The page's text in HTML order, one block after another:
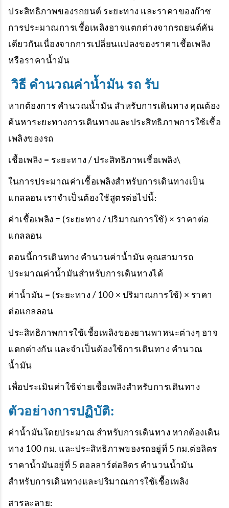
ประสิทธิภาพของรถยนต์ ระยะทาง และราคาของก๊าซ
การประมาณการเชื้อเพลิงอาจแตกต่างจากรถยนต์คัน
เดียวกันเนื่องจากการเปลี่ยนแปลงของราคาเชื้อเพลิง
หรือราคาน้ำมัน
วิธี คำนวณค่าน้ำมัน รถ รับ
หากต้องการ คำนวณน้ำมัน สำหรับการเดินทาง คุณต้อง
ค้นหาระยะทางการเดินทางและประสิทธิภาพการใช้เชื้อ
เพลิงของรถ
เชื้อเพลิง = ระยะทาง / ประสิทธิภาพเชื้อเพลิง\
ในการประมาณค่าเชื้อเพลิงสำหรับการเดินทางเป็น
แกลลอน เราจำเป็นต้องใช้สูตรต่อไปนี้:
ค่าเชื้อเพลิง = (ระยะทาง / ปริมาณการใช้) × ราคาต่อ
แกลลอน
ตอนนี้การเดินทาง คำนวนค่าน้ำมัน คุณสามารถ
ประมาณค่าน้ำมันสำหรับการเดินทางได้
ค่าน้ำมัน = (ระยะทาง / 100 × ปริมาณการใช้) × ราคา
ต่อแกลลอน
ประสิทธิภาพการใช้เชื้อเพลิงของยานพาหนะต่างๆ อาจ
แตกต่างกัน และจำเป็นต้องใช้การเดินทาง คำนวณ
น้ำมัน
เพื่อประเมินค่าใช้จ่ายเชื้อเพลิงสำหรับการเดินทาง
ตัวอย่างการปฏิบัติ:
ค่าน้ำมันโดยประมาณ สำหรับการเดินทาง หากต้องเดิน
ทาง 100 กม. และประสิทธิภาพของรถอยู่ที่ 5 กม.ต่อลิตร
ราคาน้ำมันอยู่ที่ 5 ดอลลาร์ต่อลิตร คำนวนน้ำมัน
สำหรับการเดินทางและปริมาณการใช้เชื้อเพลิง
สารละลาย: